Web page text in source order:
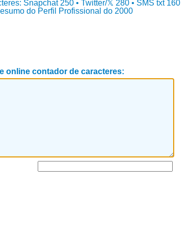
Snapchat 250 • Twitter/𝕏 280 • SMS txt 160
do Perfil Profissional do 2000
online contador de caracteres: